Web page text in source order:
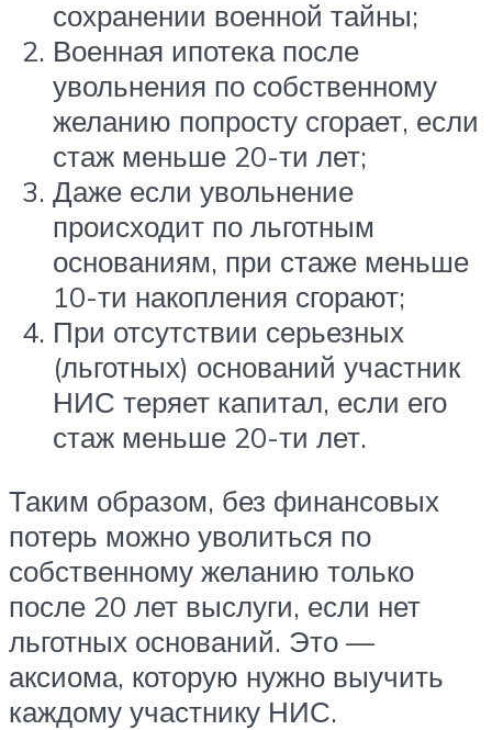
сохранении военной тайны;
Военная ипотека после
увольнения по собственному
желанию попросту сгорает, если
стаж меньше 20-ти лет;
Даже если увольнение
происходит по льготным
основаниям, при стаже меньше
10-ти накопления сгорают;
При отсутствии серьезных
(льготных) оснований участник
НИС теряет капитал, если его
стаж меньше 20-ти лет.
Таким образом, без финансовых
потерь можно уволиться по
собственному желанию только
после 20 лет выслуги, если нет
льготных оснований. Это —
аксиома, которую нужно выучить
каждому участнику НИС.